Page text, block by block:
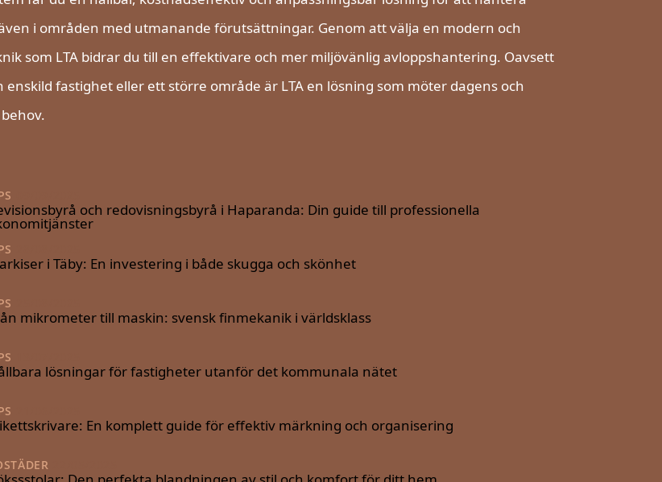
i områden med utmanande förutsättningar. Genom att välja en modern och
som LTA bidrar du till en effektivare och mer miljövänlig avloppshantering. Oavsett
enskild fastighet eller ett större område är LTA en lösning som möter dagens och
och redovisningsbyrå i Haparanda: Din guide till professionella
i Täby: En investering i både skugga och skönhet
mikrometer till maskin: svensk finmekanik i världsklass
lösningar för fastigheter utanför det kommunala nätet
En komplett guide för effektiv märkning och organisering